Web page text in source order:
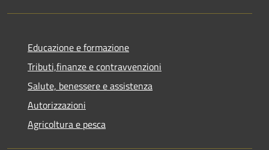
Educazione e formazione
Tributi,finanze e contravvenzioni
Salute, benessere e assistenza
Autorizzazioni
Agricoltura e pesca